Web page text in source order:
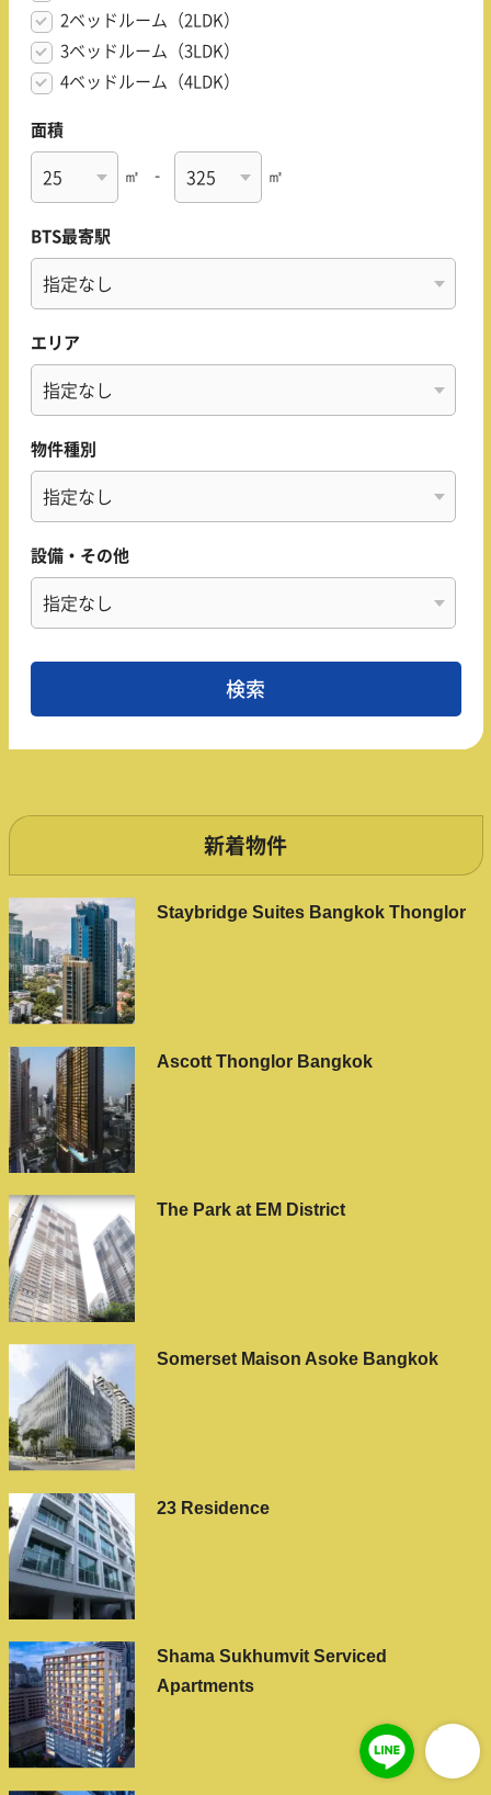
2ベッドルーム（2LDK）
3ベッドルーム（3LDK）
4ベッドルーム（4LDK）
面積
㎡ - ㎡
BTS最寄駅
エリア
物件種別
設備・その他
新着物件
Staybridge Suites Bangkok Thonglor
Ascott Thonglor Bangkok
The Park at EM District
Somerset Maison Asoke Bangkok
23 Residence
Shama Sukhumvit Serviced
Apartments